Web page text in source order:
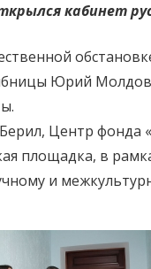
кабинет
Юрий
Центр фонда
площадка, в
и